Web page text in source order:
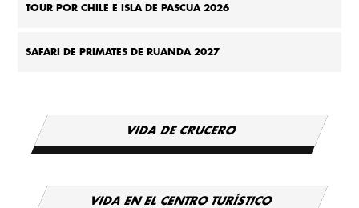
TOUR POR CHILE E ISLA DE PASCUA 2026
SAFARI DE PRIMATES DE RUANDA 2027
VIDA DE CRUCERO
VIDA EN EL CENTRO TURÍSTICO